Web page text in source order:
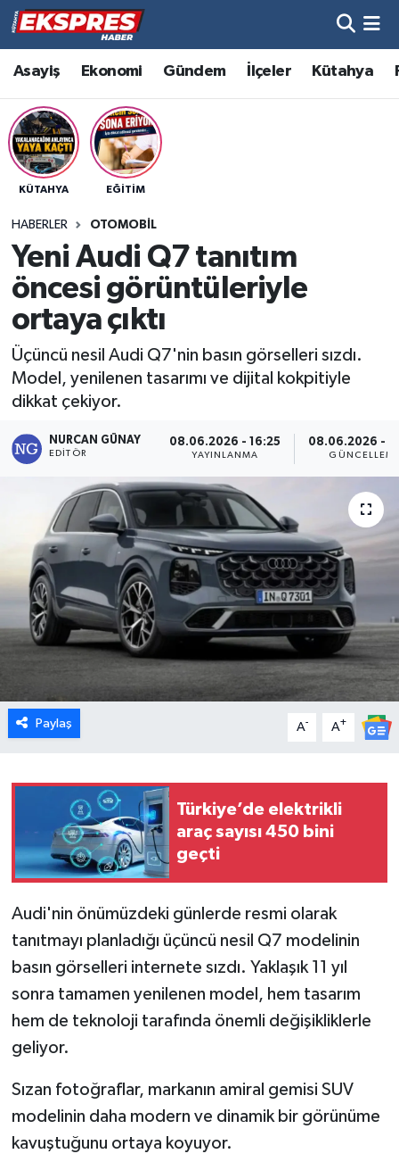
Asayiş Ekonomi Gündem İlçeler Kütahya
KÜTAHYA EĞITIM
HABERLER OTOMOBIL
Yeni Audi Q7 tanıtım
öncesi görüntüleriyle
ortaya çıktı
Üçüncü nesil Audi Q7'nin basın görselleri sızdı.
Model, yenilenen tasarımı ve dijital kokpitiyle
dikkat çekiyor.
NURCAN GÜNAY
EDITÖR
08.06.2026 - 16:25
YAYINLANMA
08.06.2026 -
Paylaş A- A+
Türkiye’de elektrikli
araç sayısı 450 bini
geçti
Audi'nin önümüzdeki günlerde resmi olarak
tanıtmayı planladığı üçüncü nesil Q7 modelinin
basın görselleri internete sızdı. Yaklaşık 11 yıl
sonra tamamen yenilenen model, hem tasarım
hem de teknoloji tarafında önemli değişikliklerle
geliyor.
Sızan fotoğraflar, markanın amiral gemisi SUV
modelinin daha modern ve dinamik bir görünüme
kavuştuğunu ortaya koyuyor.
Altıntaş
Asayiş
Aslanapa
Bölge
Çavdarhisar
Dumlupınar
Dünya
Ekonomi
Emet
Foto Galeri
Genel
Hisarcık
İlçeler
Köşe Yazıları
Kültür Sanat
Kütahya
Magazin
Pazarlar
Hava Durumu
Trafik Durumu
Süper Lig Puan Durumu ve Fikstür
Son Dakika Haberleri
Haber Arşivi